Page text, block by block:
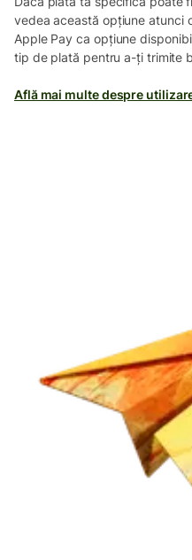
vedea această opțiune atunci
Apple Pay ca opțiune
tip de plată pentru a-ți trimite
Află mai multe despre